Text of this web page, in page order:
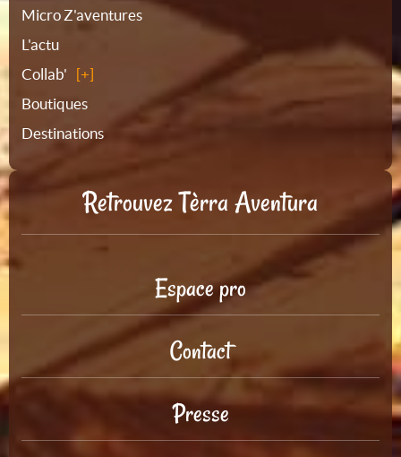
site
Micro Z'aventures
L'actu
Collab'
Boutiques
Destinations
Retrouvez Tèrra Aventura
Espace pro
Contact
Presse